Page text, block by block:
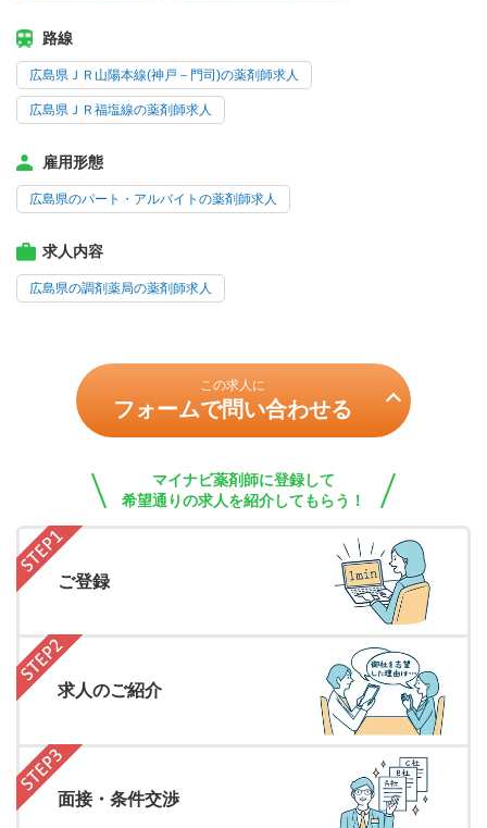
路線
広島県ＪＲ山陽本線(神戸－門司)の薬剤師求人
広島県ＪＲ福塩線の薬剤師求人
雇用形態
広島県のパート・アルバイトの薬剤師求人
求人内容
広島県の調剤薬局の薬剤師求人
この求人に
フォームで問い合わせる
マイナビ薬剤師に登録して
希望通りの求人を紹介してもらう！
ご登録
求人のご紹介
面接・条件交渉